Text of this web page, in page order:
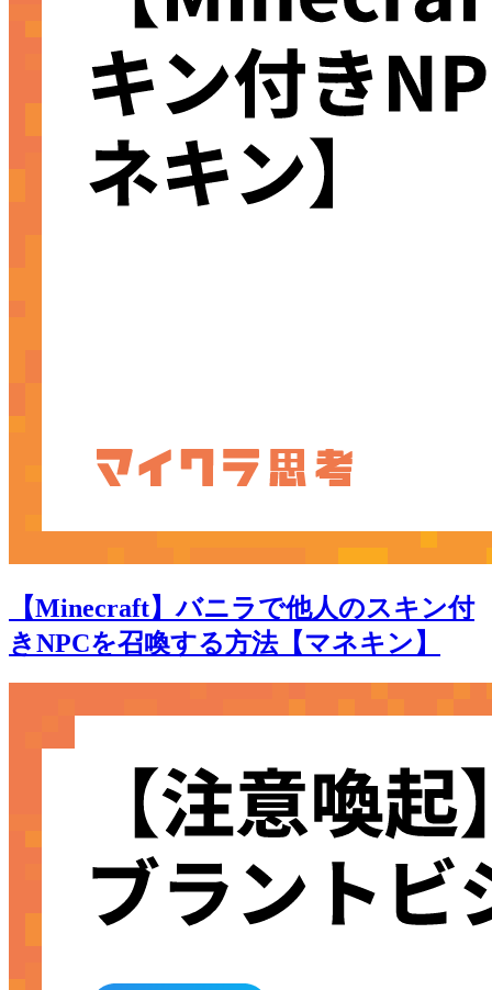
【Minecraft】バニラで他人のスキン付
きNPCを召喚する方法【マネキン】